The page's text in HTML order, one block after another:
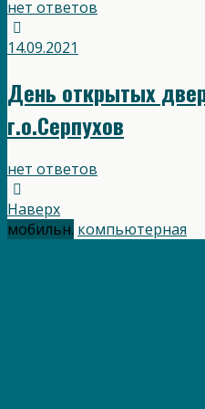
нет ответов
14.09.2021
День открытых
г.о.Серпухов
нет ответов
Наверх
мобильн. компьютерная